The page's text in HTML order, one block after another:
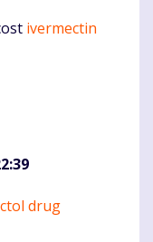
ivermectin
drug